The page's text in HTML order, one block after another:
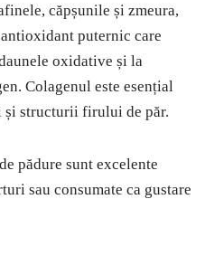
căpșunile și zmeura,
puternic care
oxidative și la
Colagenul este esențial
și structurii firului de păr.
pădure sunt excelente
sau consumate ca gustare